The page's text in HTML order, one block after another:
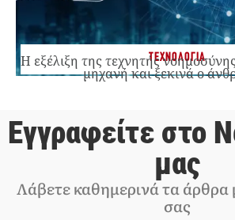
ΤΕΧΝΟΛΟΓΙΑ
Η εξέλιξη της τεχνητής
μηχανή και ξεκινά ο
Εγγραφείτε στο
μας
Λάβετε καθημερινά τα
σας